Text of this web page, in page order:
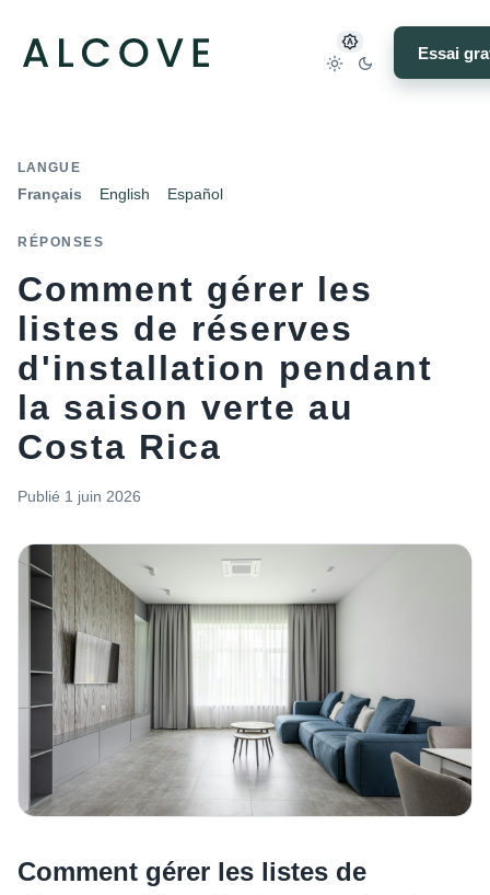
Essai
LANGUE
Français English Español
RÉPONSES
Comment gérer les
listes de réserves
d'installation pendant
la saison verte au
Costa Rica
Publié 1 juin 2026
Comment gérer les listes de